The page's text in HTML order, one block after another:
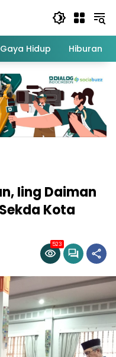
Gaya Hidup Hiburan
Iing Daiman
Kota
523